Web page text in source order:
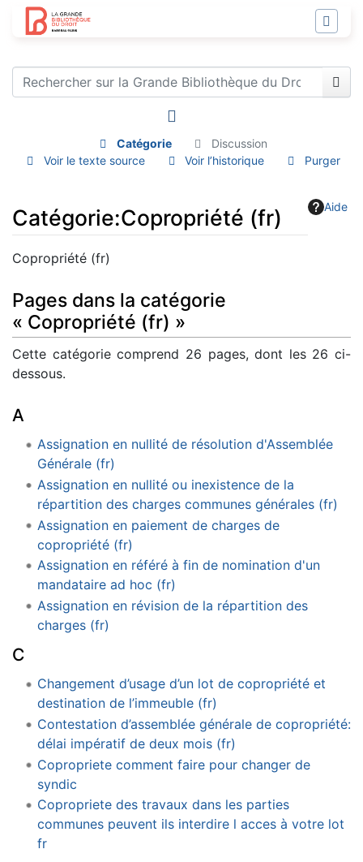
Catégorie
Discussion
Voir le texte source
Voir l’historique Purger
Aide
Catégorie:Copropriété (fr)
Aller à :navigation
Copropriété (fr)
Pages dans la catégorie
« Copropriété (fr) »
Cette catégorie comprend 26 pages, dont les 26 ci-
dessous.
A
Assignation en nullité de résolution d'Assemblée
Générale (fr)
Assignation en nullité ou inexistence de la
répartition des charges communes générales (fr)
Assignation en paiement de charges de
copropriété (fr)
Assignation en référé à fin de nomination d'un
mandataire ad hoc (fr)
Assignation en révision de la répartition des
charges (fr)
C
Changement d’usage d’un lot de copropriété et
destination de l’immeuble (fr)
Contestation d’assemblée générale de copropriété:
délai impératif de deux mois (fr)
Copropriete comment faire pour changer de
syndic
Copropriete des travaux dans les parties
communes peuvent ils interdire l acces à votre lot
fr